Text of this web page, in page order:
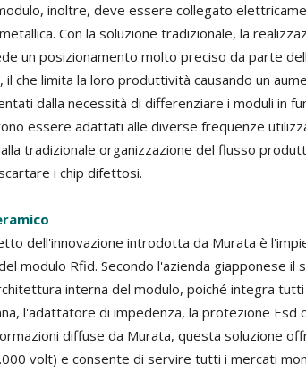
inoltre, deve essere collegato
Con la soluzione tradizionale, la
un posizionamento molto preciso da parte
il che limita la loro produttività causando un
dalla necessità di differenziare i moduli in
essere adattati alle diverse frequenze
tradizionale organizzazione del flusso
i chip difettosi.
dell'innovazione introdotta da Murata è
modulo Rfid. Secondo l'azienda giapponese
interna del modulo, poiché integra
l'adattatore di impedenza, la protezione Esd
diffuse da Murata, questa soluzione
volt) e consente di servire tutti i mercati